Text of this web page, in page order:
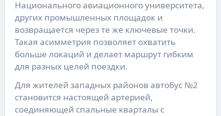
Национального авиационного университета,
других промышленных площадок и
возвращается через те же ключевые точки.
Такая асимметрия позволяет охватить
больше локаций и делает маршрут гибким
для разных целей поездки.
Для жителей западных районов автобус №2
становится настоящей артерией,
соединяющей спальные кварталы с